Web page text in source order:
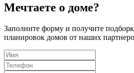
Мечтаете о доме?
Заполните форму и получите
планировок домов от наших